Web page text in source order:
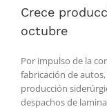
Crece
octubre
Por impulso de la
fabricación de
producción
despachos de